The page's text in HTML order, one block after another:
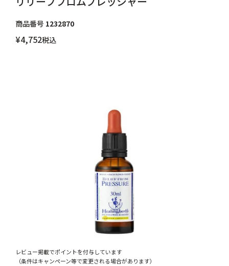
商品番号 1232870
¥4,752税込
レビュー掲載でポイントを付与しています
（条件はキャンペーン等で変更される場合があります）